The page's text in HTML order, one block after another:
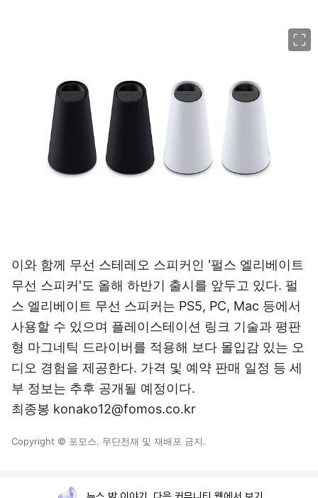
이와 함께 무선 스테레오 스피커인 '펄스 엘리베이트
무선 스피커'도 올해 하반기 출시를 앞두고 있다. 펄
스 엘리베이트 무선 스피커는 PS5, PC, Mac 등에서
사용할 수 있으며 플레이스테이션 링크 기술과 평판
형 마그네틱 드라이버를 적용해 보다 몰입감 있는 오
디오 경험을 제공한다. 가격 및 예약 판매 일정 등 세
부 정보는 추후 공개될 예정이다.
최종봉 konako12@fomos.co.kr
Copyright © 포모스. 무단전재 및 재배포 금지.